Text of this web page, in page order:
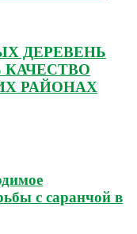
ДЕРЕВЕНЬ
РАЙОНАХ
с саранчой в